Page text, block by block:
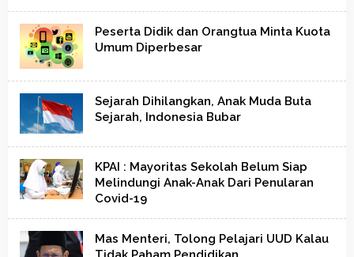
Peserta Didik dan Orangtua Minta Kuota
Umum Diperbesar
Sejarah Dihilangkan, Anak Muda Buta
Sejarah, Indonesia Bubar
KPAI : Mayoritas Sekolah Belum Siap
Melindungi Anak-Anak Dari Penularan
Covid-19
Mas Menteri, Tolong Pelajari UUD Kalau